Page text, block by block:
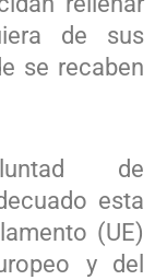
de sus
se recaben
de
esta
(UE)
y del